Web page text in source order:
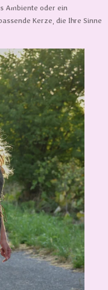
Ambiente oder ein
Kerze, die Ihre Sinne